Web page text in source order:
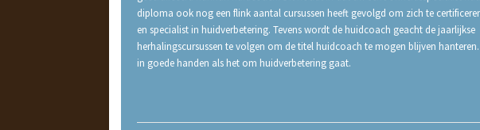
diploma ook nog een flink aantal cursussen heeft gevolgd om zich te
en specialist in huidverbetering. Tevens wordt de huidcoach geacht de jaarlijkse
herhalingscursussen te volgen om de titel huidcoach te mogen blijven
in goede handen als het om huidverbetering gaat.